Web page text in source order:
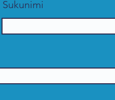
Sukunimi